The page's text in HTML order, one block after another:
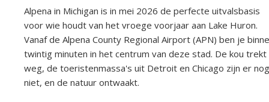
Alpena in Michigan is in mei 2026 de perfecte uitvalsbasis
voor wie houdt van het vroege voorjaar aan Lake Huron.
Vanaf de Alpena County Regional Airport (APN) ben je
twintig minuten in het centrum van deze stad. De kou trekt
weg, de toeristenmassa's uit Detroit en Chicago zijn er nog
niet, en de natuur ontwaakt.